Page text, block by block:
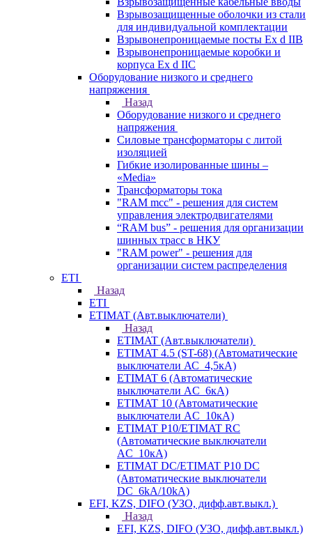
Взрывозащищенные оболочки из стали
для индивидуальной комплектации
Взрывонепроницаемые посты Ex d IIB
Взрывонепроницаемые коробки и
корпуса Ex d IIС
Оборудование низкого и среднего
напряжения
Назад
Оборудование низкого и среднего
напряжения
Силовые трансформаторы с литой
изоляцией
Гибкие изолированные шины –
«Media»
Трансформаторы тока
"RAM mcc" - решения для систем
управления электродвигателями
“RAM bus” - решения для организации
шинных трасс в НКУ
"RAM power" - решения для
организации систем распределения
ETI
Назад
ETI
ETIMAT (Авт.выключатели)
Назад
ETIMAT (Авт.выключатели)
ETIMAT 4.5 (ST-68) (Автоматические
выключатели АС_4,5кА)
ETIMAT 6 (Автоматические
выключатели AC_6кА)
ETIMAT 10 (Автоматические
выключатели AC_10кА)
ETIMAT P10/ETIMAT RC
(Автоматические выключатели
AC_10кА)
ETIMAT DC/ETIMAT P10 DC
(Автоматические выключатели
DC_6kA/10kA)
EFI, KZS, DIFO (УЗО, дифф.авт.выкл.)
Назад
EFI, KZS, DIFO (УЗО, дифф.авт.выкл.)